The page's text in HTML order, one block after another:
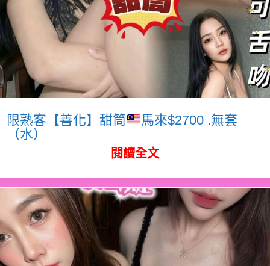
限熟客【善化】甜筒
馬來$2700 .無套
（水）
閱讀全文